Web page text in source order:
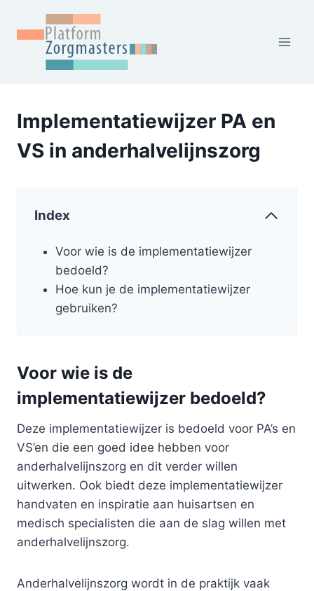
naar
Implementatiewijzer PA en
VS in anderhalvelijnszorg
Index
Voor wie is de implementatiewijzer
bedoeld?
Hoe kun je de implementatiewijzer
gebruiken?
Voor wie is de
implementatiewijzer bedoeld?
Deze implementatiewijzer is bedoeld voor PA’s en
VS’en die een goed idee hebben voor
anderhalvelijnszorg en dit verder willen
uitwerken. Ook biedt deze implementatiewijzer
handvaten en inspiratie aan huisartsen en
medisch specialisten die aan de slag willen met
anderhalvelijnszorg.
Anderhalvelijnszorg wordt in de praktijk vaak